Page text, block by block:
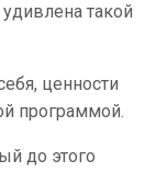
такой
ценности
программой.
до этого